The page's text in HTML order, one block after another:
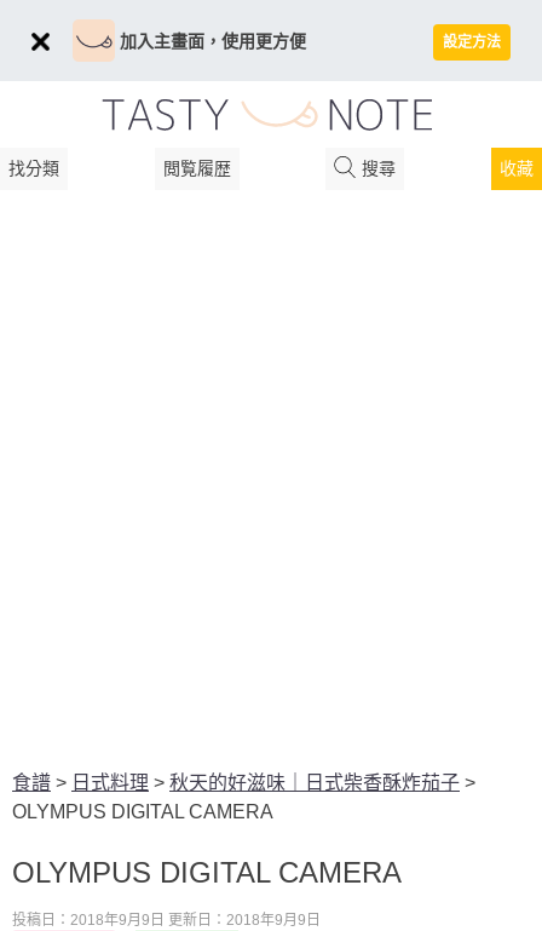
加入主畫面，使用更方便 設定方法
找分類 閲覧履歴 搜尋 收藏
食譜 > 日式料理 > 秋天的好滋味｜日式柴香酥炸茄子 >
OLYMPUS DIGITAL CAMERA
OLYMPUS DIGITAL CAMERA
投稿日：2018年9月9日 更新日：2018年9月9日